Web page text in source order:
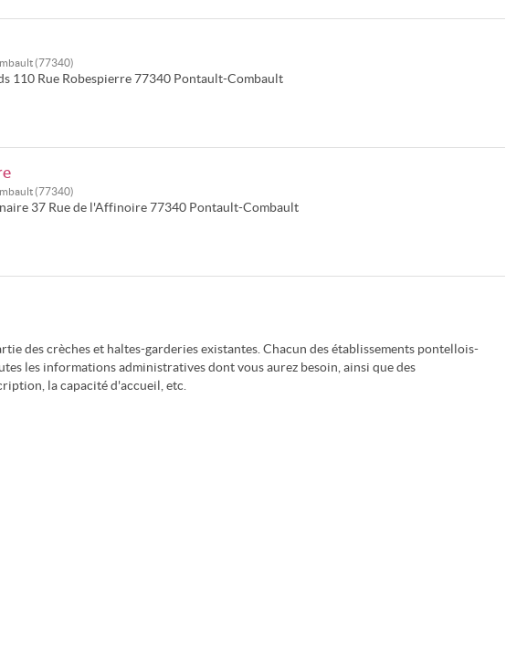
(77340)
110 Rue Robespierre 77340 Pontault-Combault
(77340)
37 Rue de l'Affinoire 77340 Pontault-Combault
des crèches et haltes-garderies existantes. Chacun des établissements pontellois-
les informations administratives dont vous aurez besoin, ainsi que des
la capacité d'accueil, etc.